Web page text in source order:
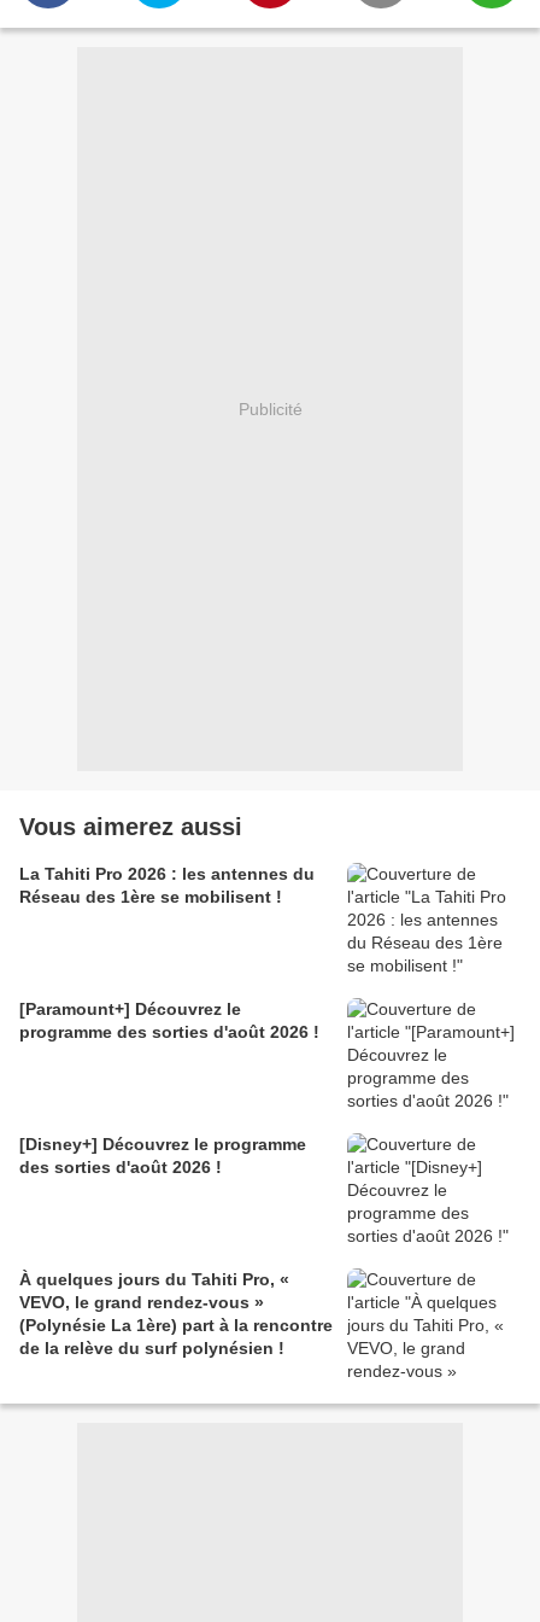
Publicité
Vous aimerez aussi
La Tahiti Pro 2026 : les antennes du
Réseau des 1ère se mobilisent !
[Paramount+] Découvrez le
programme des sorties d'août 2026 !
[Disney+] Découvrez le programme
des sorties d'août 2026 !
À quelques jours du Tahiti Pro, «
VEVO, le grand rendez-vous »
(Polynésie La 1ère) part à la rencontre
de la relève du surf polynésien !